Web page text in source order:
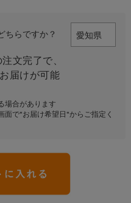
ちらですか？
文完了で、
届けが可能
場合があります
で"お届け希望日"からご指定く